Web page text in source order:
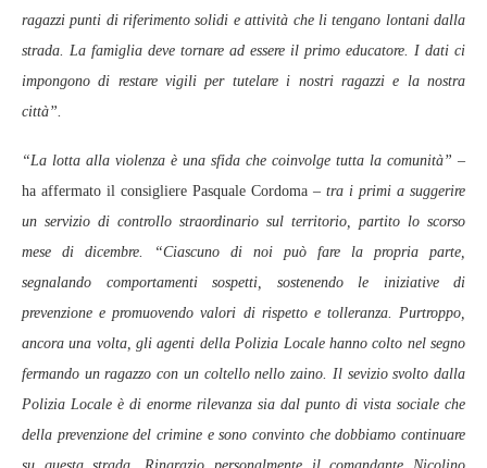
ragazzi punti di riferimento solidi e attività che li tengano lontani dalla
strada. La famiglia deve tornare ad essere il primo educatore. I dati ci
impongono di restare vigili per tutelare i nostri ragazzi e la nostra
città”.
“La lotta alla violenza è una sfida che coinvolge tutta la comunità” –
ha affermato il consigliere Pasquale Cordoma – tra i primi a suggerire
un servizio di controllo straordinario sul territorio, partito lo scorso
mese di dicembre. “Ciascuno di noi può fare la propria parte,
segnalando comportamenti sospetti, sostenendo le iniziative di
prevenzione e promuovendo valori di rispetto e tolleranza. Purtroppo,
ancora una volta, gli agenti della Polizia Locale hanno colto nel segno
fermando un ragazzo con un coltello nello zaino. Il sevizio svolto dalla
Polizia Locale è di enorme rilevanza sia dal punto di vista sociale che
della prevenzione del crimine e sono convinto che dobbiamo continuare